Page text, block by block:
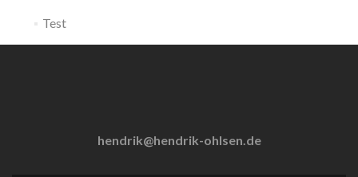
Test
hendrik@hendrik-ohlsen.de